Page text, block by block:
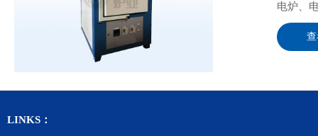
电炉、
LINKS：